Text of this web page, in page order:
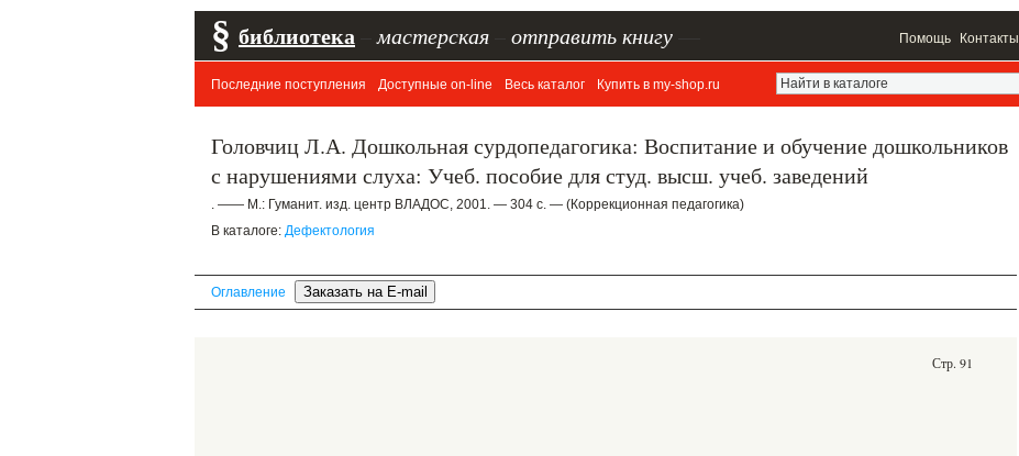
§ библиотека мастерская отправить книгу Помощь Контакты
Последние поступления Доступные on-line Весь каталог Купить в my-shop.ru
Головчиц Л.А. Дошкольная сурдопедагогика: Воспитание и обучение дошкольников
с нарушениями слуха: Учеб. пособие для студ. высш. учеб. заведений
. —— М.: Гуманит. изд. центр ВЛАДОС, 2001. — 304 с. — (Коррекционная педагогика)
В каталоге: Дефектология
Оглавление
Стр. 91